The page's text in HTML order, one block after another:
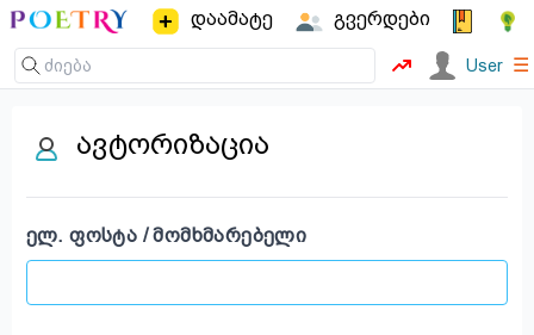
დაამატე გვერდები
User ☰
ავტორიზაცია
ᲔᲚ. ᲤᲝᲡᲢᲐ / ᲛᲝᲛᲮᲛᲐᲠᲔᲑᲔᲚᲘ